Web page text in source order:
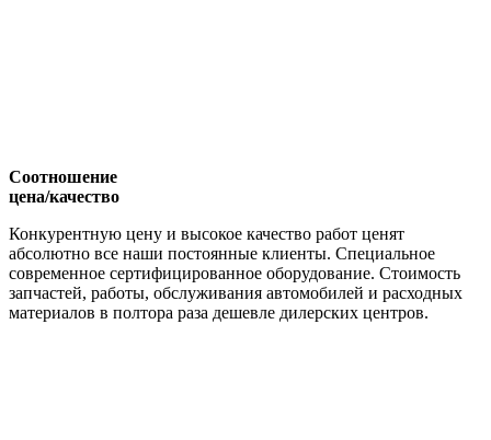
Соотношение
цена/качество
Конкурентную цену и высокое качество работ ценят
абсолютно все наши постоянные клиенты. Специальное
современное сертифицированное оборудование. Стоимость
запчастей, работы, обслуживания автомобилей и расходных
материалов в полтора раза дешевле дилерских центров.